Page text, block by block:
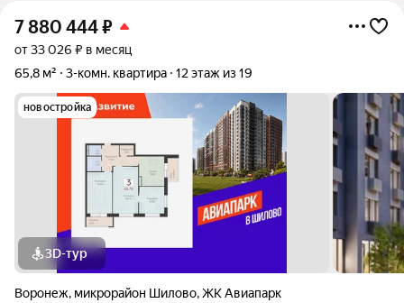
7 880 444₽
от 33 026 ₽ в месяц
65,8 м²
3-комн. квартира 12 этаж из 19
новостройка
3D-тур
Воронеж, микрорайон Шилово,ЖК Авиапарк